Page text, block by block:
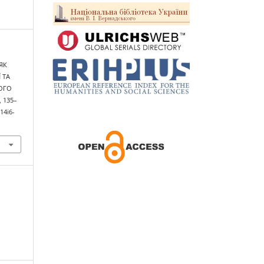
ТА
135–